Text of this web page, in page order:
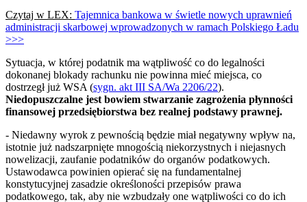
Czytaj w LEX: Tajemnica bankowa w świetle nowych uprawnień
administracji skarbowej wprowadzonych w ramach Polskiego Ładu
>>>
Sytuacja, w której podatnik ma wątpliwość co do legalności
dokonanej blokady rachunku nie powinna mieć miejsca, co
dostrzegł już WSA (sygn. akt III SA/Wa 2206/22).
Niedopuszczalne jest bowiem stwarzanie zagrożenia płynności
finansowej przedsiębiorstwa bez realnej podstawy prawnej.
- Niedawny wyrok z pewnością będzie miał negatywny wpływ na,
istotnie już nadszarpnięte mnogością niekorzystnych i niejasnych
nowelizacji, zaufanie podatników do organów podatkowych.
Ustawodawca powinien opierać się na fundamentalnej
konstytucyjnej zasadzie określoności przepisów prawa
podatkowego, tak, aby nie wzbudzały one wątpliwości co do ich